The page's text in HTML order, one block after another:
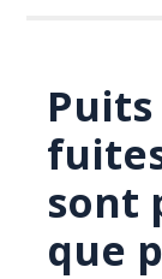
sont
que